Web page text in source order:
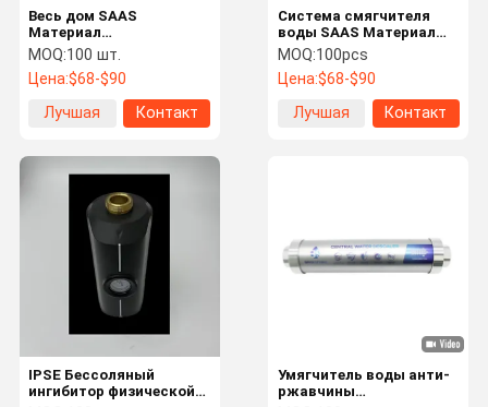
Экскурсия
Система смягчителя
воды SAAS Материал
Высокоэффективный
антиржавый ингибитор
шкалы Центральный
смягчитель воды
MOQ:100pcs
Цена:$68-$90
Лучшая
Контакт
Весь дом SAAS
Материал
высокоэффективный
водоотгреватель
Ингибитор масштаба
Центральный
смягчитель воды
MOQ:100 шт.
Цена:$68-$90
Лучшая
Контакт
Умягчитель воды анти-
ржавчины
IPSE Бессоляный
ингибитор физической